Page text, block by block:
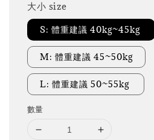
大小 size
S: 體重建議 40kg~45kg
M: 體重建議 45~50kg
L: 體重建議 50~55kg
數量